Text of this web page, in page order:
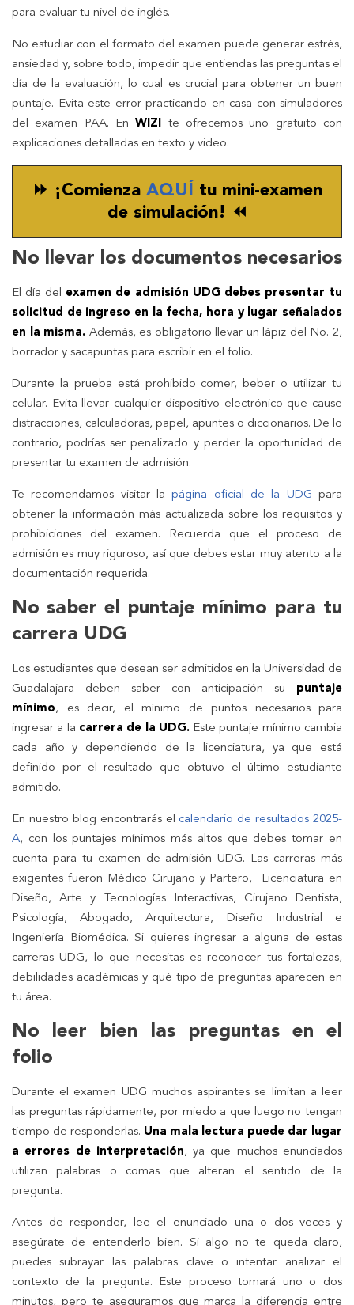
para evaluar tu nivel de inglés.
No estudiar con el formato del examen puede generar estrés,
ansiedad y, sobre todo, impedir que entiendas las preguntas el
día de la evaluación, lo cual es crucial para obtener un buen
puntaje. Evita este error practicando en casa con simuladores
del examen PAA. EnWIZI
te ofrecemos uno gratuito con
explicaciones detalladas en texto y video.
⏩ ¡Comienza AQUÍ
tu mini-examen
de simulación! ⏪
No llevar los documentos necesarios
El día del examen de admisión UDG debes presentar tu
solicitud de ingreso en la fecha, hora y lugar señalados
en la misma. Además, es obligatorio llevar un lápiz del No. 2,
borrador y sacapuntas para escribir en el folio.
Durante la prueba está prohibido comer, beber o utilizar tu
celular. Evita llevar cualquier dispositivo electrónico que cause
distracciones, calculadoras, papel, apuntes o diccionarios. De lo
contrario, podrías ser penalizado y perder la oportunidad de
presentar tu examen de admisión.
Te recomendamos visitar lapágina oficial de la UDG para
obtener la información más actualizada sobre los requisitos y
prohibiciones del examen. Recuerda que el proceso de
admisión es muy riguroso, así que debes estar muy atento a la
documentación requerida.
No saber el puntaje mínimo para tu
carrera UDG
Los estudiantes que desean ser admitidos en la Universidad de
Guadalajara deben saber con anticipación su puntaje
mínimo, es decir, el mínimo de puntos necesarios para
ingresar a la carrera de la UDG.Este puntaje mínimo cambia
cada año y dependiendo de la licenciatura, ya que está
definido por el resultado que obtuvo el último estudiante
admitido.
En nuestro blog encontrarás el calendario de resultados 2025-
A, con los puntajes mínimos más altos que debes tomar en
cuenta para tu examen de admisión UDG. Las carreras más
exigentes fueron Médico Cirujano y Partero, Licenciatura en
Diseño, Arte y Tecnologías Interactivas, Cirujano Dentista,
Psicología, Abogado, Arquitectura, Diseño Industrial e
Ingeniería Biomédica. Si quieres ingresar a alguna de estas
carreras UDG, lo que necesitas es reconocer tus fortalezas,
debilidades académicas y qué tipo de preguntas aparecen en
tu área.
No leer bien las preguntas en el
folio
Durante el examen UDG muchos aspirantes se limitan a leer
las preguntas rápidamente, por miedo a que luego no tengan
tiempo de responderlas. Una mala lectura puede dar lugar
a errores de interpretación, ya que muchos enunciados
utilizan palabras o comas que alteran el sentido de la
pregunta.
Antes de responder, lee el enunciado una o dos veces y
asegúrate de entenderlo bien. Si algo no te queda claro,
puedes subrayar las palabras clave o intentar analizar el
contexto de la pregunta. Este proceso tomará uno o dos
minutos, pero te aseguramos que marca la diferencia entre